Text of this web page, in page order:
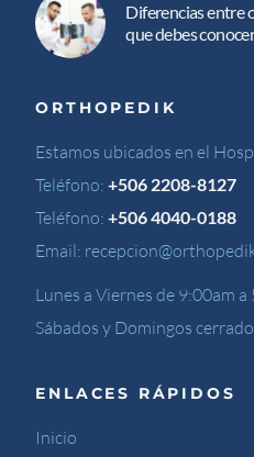
Diferencias entre
que debes
ORTHOPEDIK
Estamos ubicados en el
Teléfono:+506 2208-8127
Teléfono:+506 4040-0188
Email:
Lunes a Viernes de 9:00am a
Sábados y Domingos
ENLACES RÁPIDOS
Inicio